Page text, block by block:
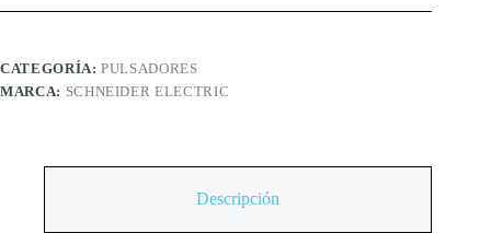
CATEGORÍA:PULSADORES
MARCA: SCHNEIDER ELECTRIC
Descripción